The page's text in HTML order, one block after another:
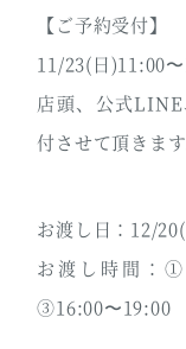
【ご予約受付】
11/23(日)11:00
店頭、公式LINE
付させて頂きます
お渡し日：12/
お渡し時間：
③16:00〜19:00